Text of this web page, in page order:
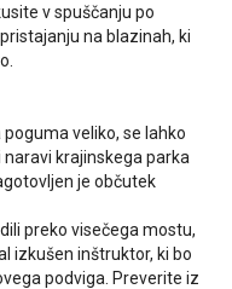
v spuščanju po
na blazinah, ki
veliko, se lahko
krajinskega parka
je občutek
preko visečega mostu,
izkušen inštruktor, ki bo
podviga. Preverite iz